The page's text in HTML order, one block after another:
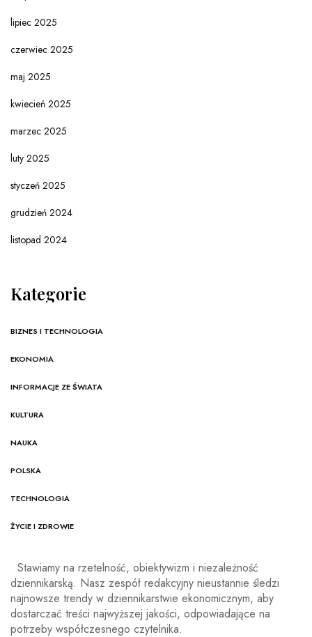
lipiec 2025
czerwiec 2025
maj 2025
kwiecień 2025
marzec 2025
luty 2025
styczeń 2025
grudzień 2024
listopad 2024
Kategorie
BIZNES I TECHNOLOGIA
EKONOMIA
INFORMACJE ZE ŚWIATA
KULTURA
NAUKA
POLSKA
TECHNOLOGIA
ŻYCIE I ZDROWIE
Stawiamy na rzetelność, obiektywizm i niezależność
dziennikarską. Nasz zespół redakcyjny nieustannie śledzi
najnowsze trendy w dziennikarstwie ekonomicznym, aby
dostarczać treści najwyższej jakości, odpowiadające na
potrzeby współczesnego czytelnika.